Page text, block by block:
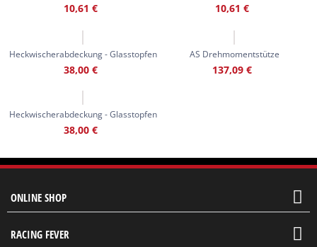
10,61 € 10,61 €
Heckwischerabdeckung - Glasstopfen
38,00 €
AS Drehmomentstütze
137,09 €
Heckwischerabdeckung - Glasstopfen
38,00 €
ONLINE SHOP
RACING FEVER